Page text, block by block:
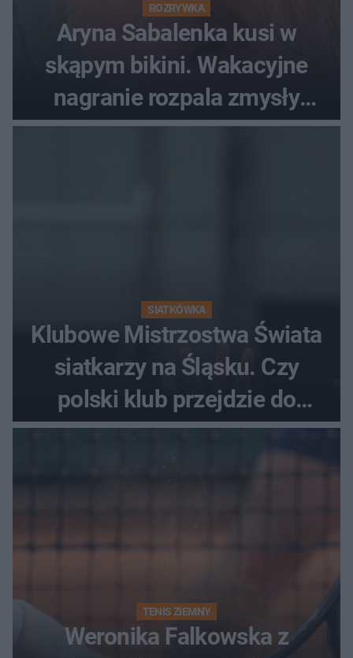
ROZRYWKA
Aryna Sabalenka kusi w
skąpym bikini. Wakacyjne
nagranie rozpala zmysły
fanów
SIATKÓWKA
Klubowe Mistrzostwa Świata
siatkarzy na Śląsku. Czy
polski klub przejdzie do
historii
TENIS ZIEMNY
Weronika Falkowska z